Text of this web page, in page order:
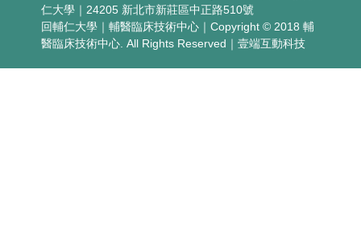
仁大學｜24205 新北市新莊區中正路510號
回輔仁大學 ｜輔醫臨床技術中心 ｜Copyright © 2018 輔
醫臨床技術中心. All Rights Reserved｜壹端互動科技